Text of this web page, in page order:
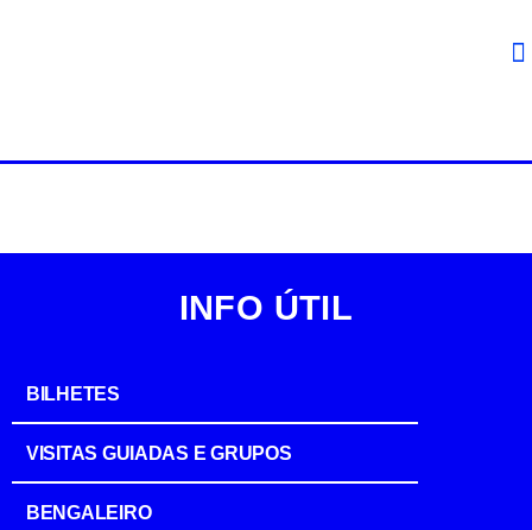
INFO ÚTIL
BILHETES
VISITAS GUIADAS E GRUPOS
BENGALEIRO